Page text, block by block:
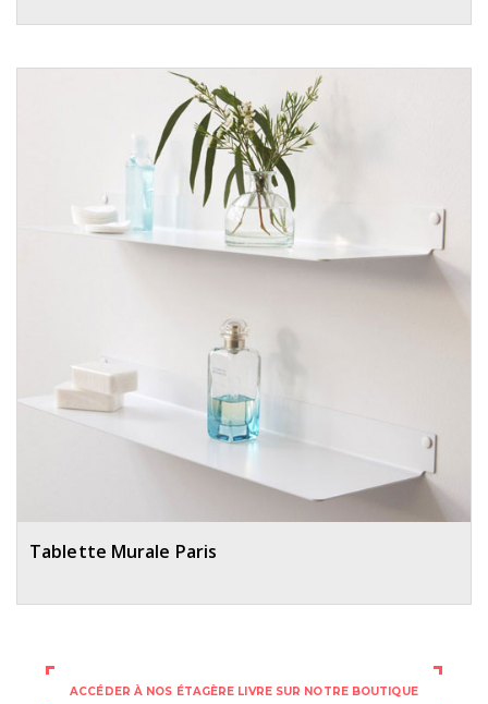
Tablette Murale Paris
ACCÉDER À NOS ÉTAGÈRE LIVRE SUR NOTRE BOUTIQUE